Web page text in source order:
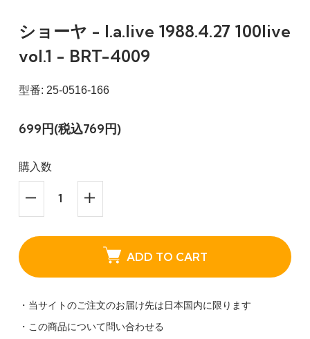
ショーヤ - l.a.live 1988.4.27 100live
vol.1 - BRT-4009
型番: 25-0516-166
699円(税込769円)
購入数
ADD TO CART
・当サイトのご注文のお届け先は日本国内に限ります
・この商品について問い合わせる